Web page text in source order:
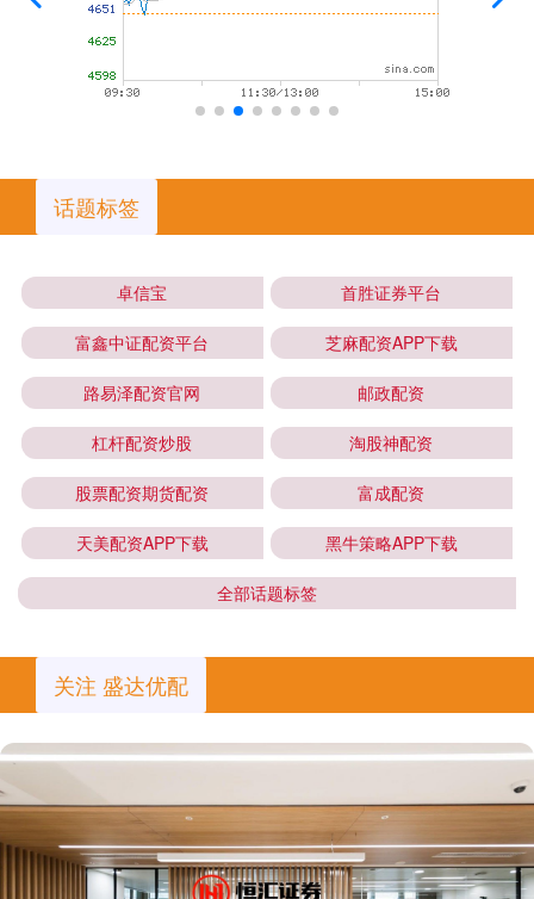
话题标签
卓信宝 首胜证券平台
富鑫中证配资平台 芝麻配资APP下载
路易泽配资官网 邮政配资
杠杆配资炒股 淘股神配资
股票配资期货配资 富成配资
天美配资APP下载 黑牛策略APP下载
全部话题标签
关注 盛达优配